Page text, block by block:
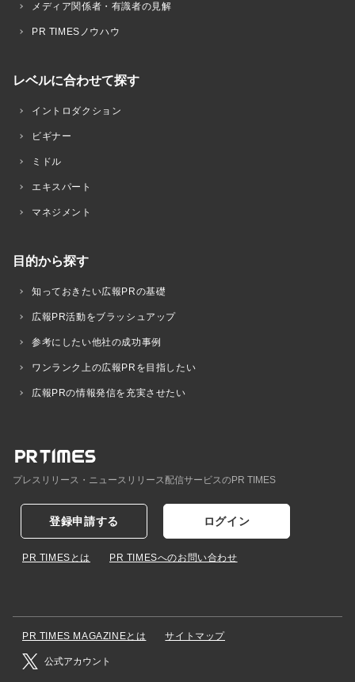
メディア関係者・有識者の見解
PR TIMESノウハウ
レベルに合わせて探す
イントロダクション
ビギナー
ミドル
エキスパート
マネジメント
目的から探す
知っておきたい広報PRの基礎
広報PR活動をブラッシュアップ
参考にしたい他社の成功事例
ワンランク上の広報PRを目指したい
広報PRの情報発信を充実させたい
プレスリリース・ニュースリリース配信サービスのPR TIMES
登録申請する ログイン
PR TIMESとは PR TIMESへのお問い合わせ
PR TIMES MAGAZINEとは サイトマップ
公式アカウント